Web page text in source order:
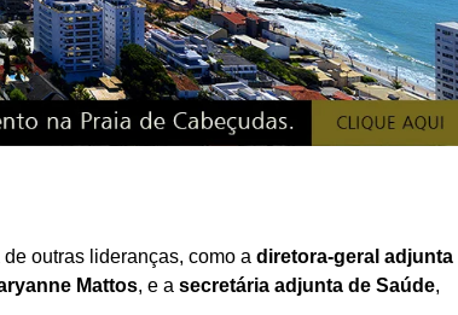
outras lideranças, como a diretora-geral adjunta
Mattos, e a secretária adjunta de Saúde,